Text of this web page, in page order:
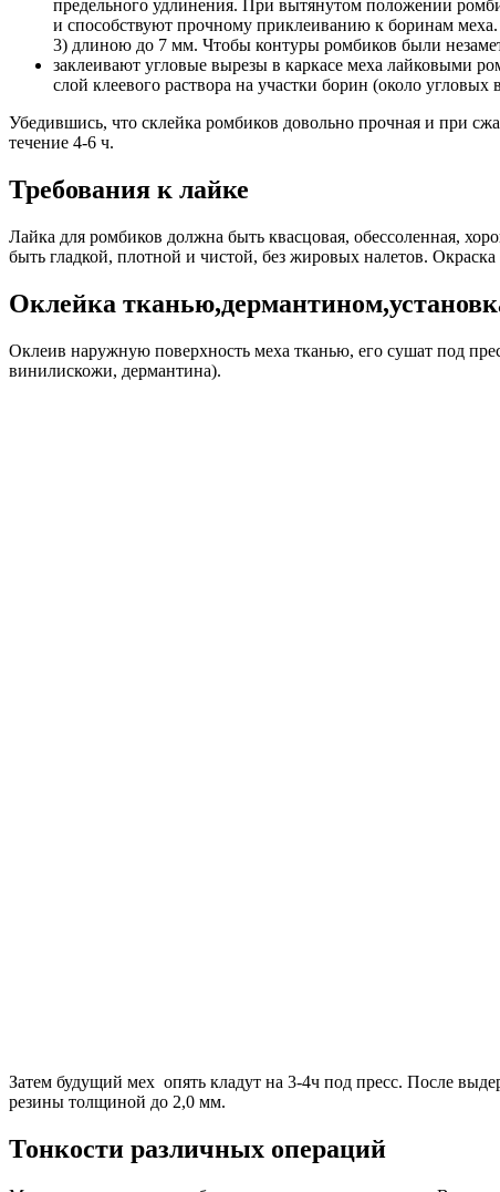
предельного удлинения. При вытянутом положении
и способствуют прочному приклеиванию к боринам
3) длиною до 7 мм. Чтобы контуры ромбиков были
заклеивают угловые вырезы в каркасе меха лайковыми
слой клеевого раствора на участки борин (около
Убедившись, что склейка ромбиков довольно прочная и при
течение 4-6 ч.
Требования к лайке
Лайка для ромбиков должна быть квасцовая, обессоленная,
быть гладкой, плотной и чистой, без жировых налетов.
Оклейка
Оклеив наружную поверхность меха тканью, его сушат под
винилискожи, дермантина).
Затем будущий мех опять кладут на 3-4ч под пресс. После
резины толщиной до 2,0 мм.
Тонкости различных операций